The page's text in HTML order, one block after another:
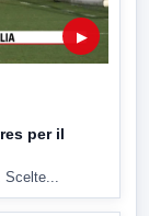
▶
per il
Scelte...